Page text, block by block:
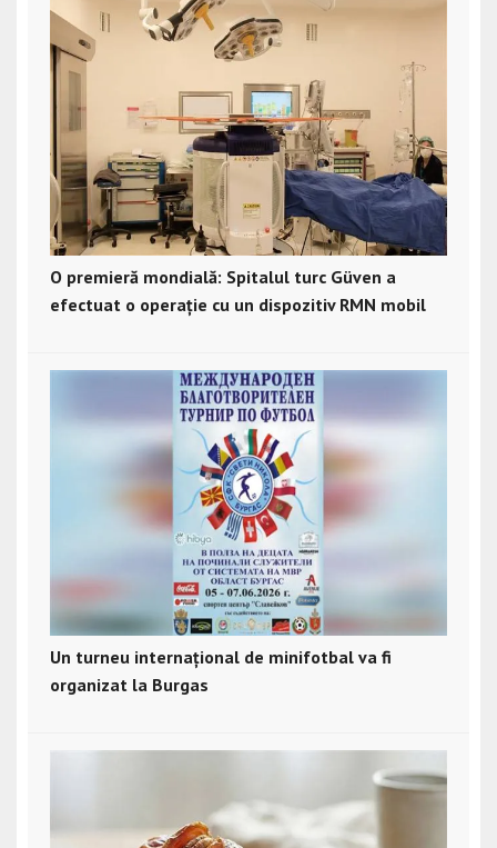
O premieră mondială: Spitalul turc Güven a
efectuat o operație cu un dispozitiv RMN mobil
Un turneu internațional de minifotbal va fi
organizat la Burgas